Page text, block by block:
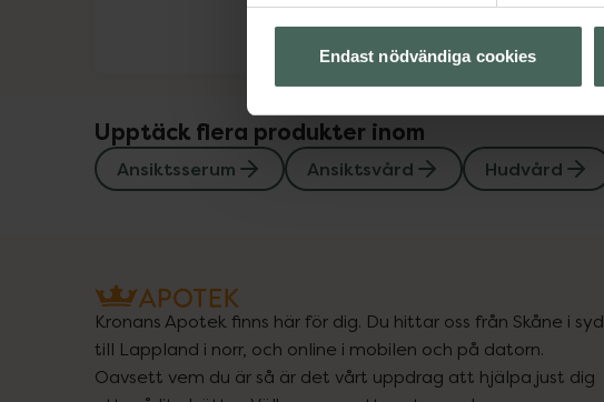
Endast nödvändiga cookies
Upptäck flera produkter inom
Ansiktsserum Ansiktsvård Hudvård
Kronans Apotek finns här för dig. Du hittar oss från Skåne i syd
till Lappland i norr, och online i mobilen och på datorn.
Oavsett vem du är så är det vårt uppdrag att hjälpa just dig